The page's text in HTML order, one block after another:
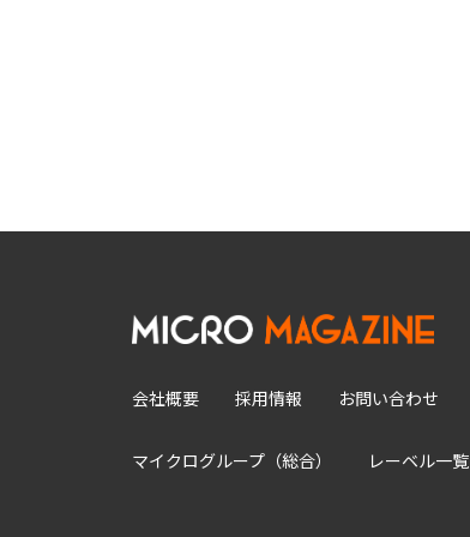
会社概要 採用情報 お問い合わせ
マイクログループ（総合） レーベル一覧